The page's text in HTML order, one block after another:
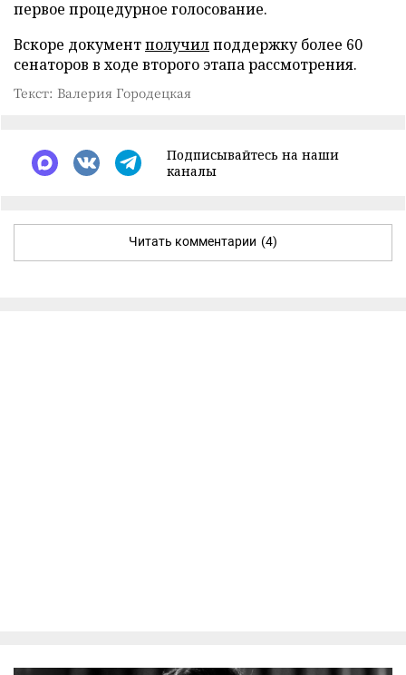
первое процедурное голосование.
Вскоре документполучилподдержку более 60
сенаторов в ходе второго этапа рассмотрения.
Текст: Валерия Городецкая
Подписывайтесь на наши
каналы
Читать комментарии (4)